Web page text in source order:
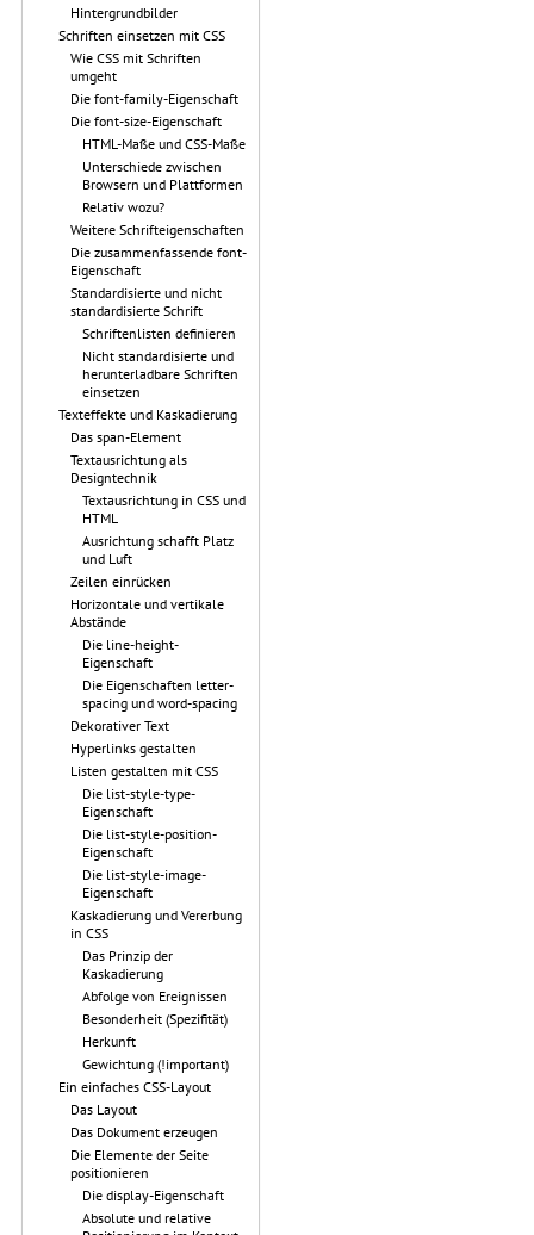
Hintergrundbilder
Schriften einsetzen mit CSS
Wie CSS mit Schriften
umgeht
Die font-family-Eigenschaft
Die font-size-Eigenschaft
HTML-Maße und CSS-Maße
Unterschiede zwischen
Browsern und Plattformen
Relativ wozu?
Weitere Schrifteigenschaften
Die zusammenfassende font-
Eigenschaft
Standardisierte und nicht
standardisierte Schrift
Schriftenlisten definieren
Nicht standardisierte und
herunterladbare Schriften
einsetzen
Texteffekte und Kaskadierung
Das span-Element
Textausrichtung als
Designtechnik
Textausrichtung in CSS und
HTML
Ausrichtung schafft Platz
und Luft
Zeilen einrücken
Horizontale und vertikale
Abstände
Die line-height-
Eigenschaft
Die Eigenschaften letter-
spacing und word-spacing
Dekorativer Text
Hyperlinks gestalten
Listen gestalten mit CSS
Die list-style-type-
Eigenschaft
Die list-style-position-
Eigenschaft
Die list-style-image-
Eigenschaft
Kaskadierung und Vererbung
in CSS
Das Prinzip der
Kaskadierung
Abfolge von Ereignissen
Besonderheit (Spezifität)
Herkunft
Gewichtung (!important)
Ein einfaches CSS-Layout
Das Layout
Das Dokument erzeugen
Die Elemente der Seite
positionieren
Die display-Eigenschaft
Absolute und relative